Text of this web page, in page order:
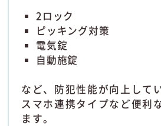
2ロック
ピッキング対策
電気錠
自動施錠
など、防犯性能が向上して
スマホ連携タイプなど便利
ます。